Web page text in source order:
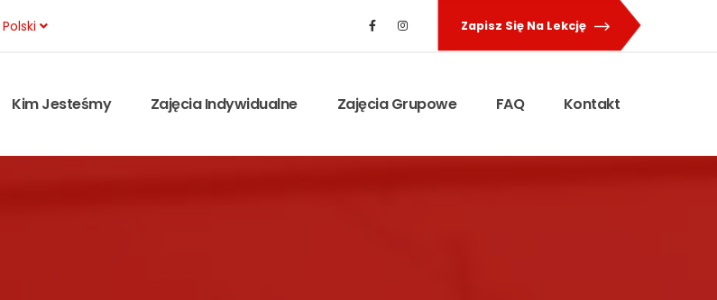
Polski Zapisz Się Na Lekcję
Kim Jesteśmy Zajęcia Indywidualne Zajęcia Grupowe FAQ Kontakt